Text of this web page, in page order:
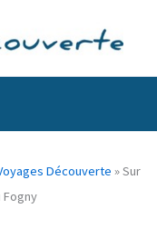
Découverte »Sur
Fogny